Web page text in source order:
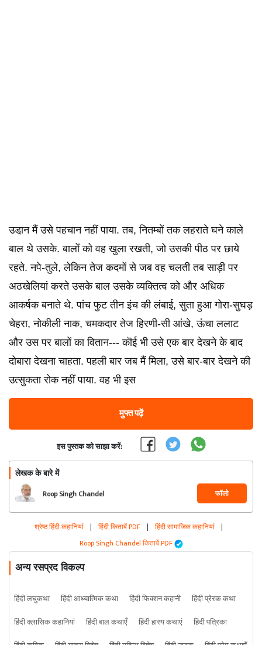
उडा़न मैं उसे पहचान नहीं पाया. तब, नितम्बों तक लहराते घने काले
बाल थे उसके. बालों को वह खुला रखती, जो उसकी पीठ पर छाये
रहते. नपे-तुले, लेकिन तेज कदमों से जब वह चलती तब साड़ी पर
अठखेलियां करते उसके बाल उसके व्यक्तित्व को और अधिक
आकर्षक बनाते थे. पांच फुट तीन इंच की लंबाई, सुता हुआ गोरा-सुघड़
चेहरा, नोकीली नाक, चमकदार तेज हिरणी-सी आंखे, ऊंचा ललाट
और उस पर बालों का वितान--- कॊई भी उसे एक बार देखने के बाद
दोबारा देखना चाहता. पहली बार जब मैं मिला, उसे बार-बार देखने की
उत्सुकता रोक नहीं पाया. वह भी इस
मुफ्त पढ़ें
इस पुस्तक को साझा करें:
लेखक के बारे में
Roop Singh Chandel फॉलो
श्रेष्ठ हिंदी कहानियां | हिंदी किताबें PDF | हिंदी सामाजिक कहानियां |
Roop Singh Chandel किताबें PDF
अन्य रसप्रद विकल्प
हिंदी लघुकथा हिंदी आध्यात्मिक कथा हिंदी फिक्शन कहानी
हिंदी प्रेरक कथा
हिंदी क्लासिक कहानियां
हिंदी बाल कथाएँ हिंदी हास्य कथाएं
हिंदी पत्रिका